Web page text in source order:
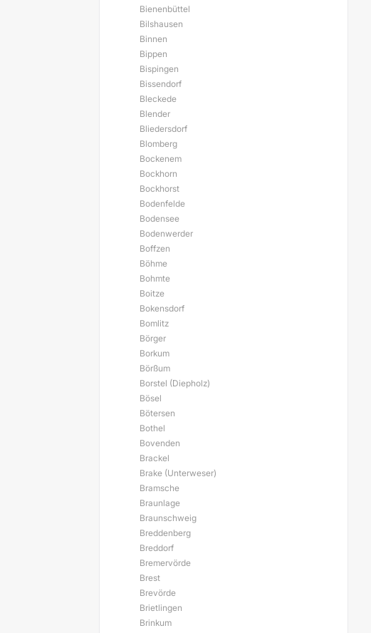
Bienenbüttel
Bilshausen
Binnen
Bippen
Bispingen
Bissendorf
Bleckede
Blender
Bliedersdorf
Blomberg
Bockenem
Bockhorn
Bockhorst
Bodenfelde
Bodensee
Bodenwerder
Boffzen
Böhme
Bohmte
Boitze
Bokensdorf
Bomlitz
Börger
Borkum
Börßum
Borstel (Diepholz)
Bösel
Bötersen
Bothel
Bovenden
Brackel
Brake (Unterweser)
Bramsche
Braunlage
Braunschweig
Breddenberg
Breddorf
Bremervörde
Brest
Brevörde
Brietlingen
Brinkum